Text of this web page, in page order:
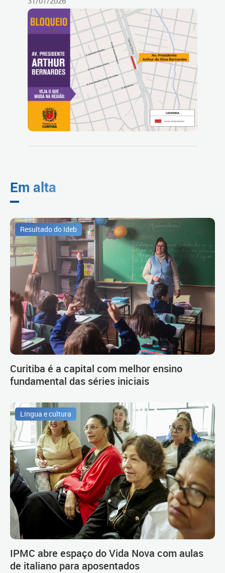
Em alta
Resultado do Ideb
Curitiba é a capital com melhor ensino
fundamental das séries iniciais
Língua e cultura
IPMC abre espaço do Vida Nova com aulas
de italiano para aposentados